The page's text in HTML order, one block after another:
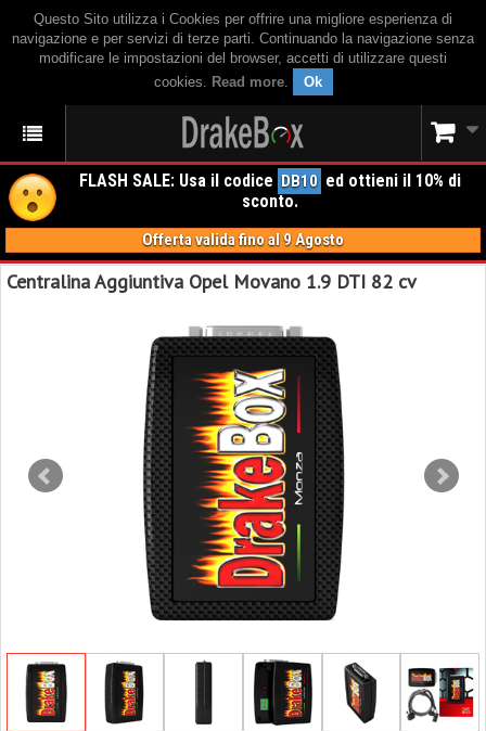
Questo Sito utilizza i Cookies per offrire una migliore esperienza di
navigazione e per servizi di terze parti. Continuando la navigazione senza
modificare le impostazioni del browser, accetti di utilizzare questi
cookies. Read more. Ok
FLASH SALE: Usa il codice DB10 ed ottieni il 10% di
sconto.
Offerta valida fino al 9 Agosto
Centralina Aggiuntiva Opel Movano 1.9 DTI 82 cv